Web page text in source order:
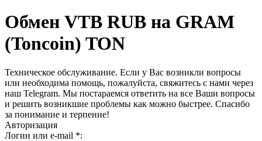
Обмен VTB RUB на GRAM
(Toncoin) TON
Техническое обслуживание. Если у Вас возникли вопросы
или необходима помощь, пожалуйста, свяжитесь с нами через
наш Telegram. Мы постараемся ответить на все Ваши вопросы
и решить возникшие проблемы как можно быстрее. Спасибо
за понимание и терпение!
Авторизация
Логин или e-mail *: